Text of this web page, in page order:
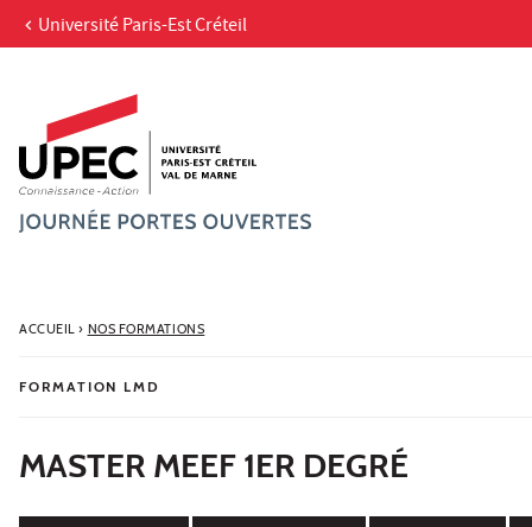
Aller au contenu
Recherche
Université Paris-Est Créteil
ACCUEIL› NOS FORMATIONS
FORMATION LMD
MASTER MEEF 1ER DEGRÉ